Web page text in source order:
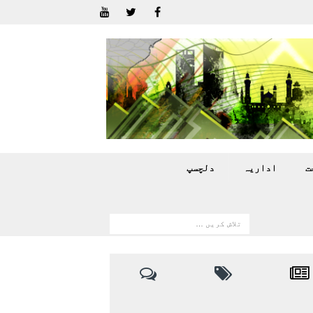
اداريہ دلچسپ